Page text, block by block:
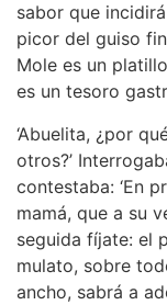
sabor que
picor del guiso
Mole es un
es un tesoro
‘Abuelita, ¿por
otros?’
contestaba: ‘En
mamá, que a su
seguida fíjate: el
mulato, sobre
ancho, sabrá a